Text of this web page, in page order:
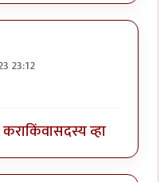
23:12
किंवासदस्य व्हा